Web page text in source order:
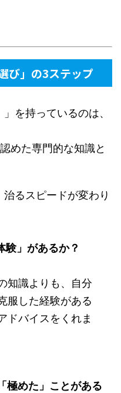
び」の3ステップ
を持っているのは、
めた専門的な知識と
るスピードが変わり
験」があるか？
知識よりも、自分
服した経験がある
ドバイスをくれま
極めた」ことがある